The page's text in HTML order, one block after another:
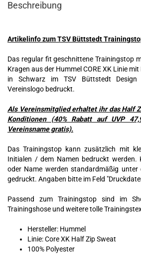
Beschreibung
Artikelinfo zum TSV Büttstedt
Das regular fit geschnittene Trainingstop
Kragen aus der Hummel CORE XK Linie
in Schwarz im TSV Büttstedt Design
Vereinslogo bedruckt.
Als Vereinsmitglied erhaltet ihr das Half
Konditionen (40% Rabatt auf UVP
Vereinsname gratis).
Das Trainingstop kann zusätzlich mit
Initialen / dem Namen bedruckt werden.
oder Name werden standardmäßig unter
gedruckt. Angaben bitte im Feld
Passend zum Trainingstop sind im
Trainingshose und weitere tolle
Hersteller: Hummel
Linie: Core XK Half Zip Sweat
100% Polyester